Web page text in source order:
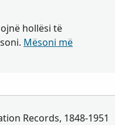
hollësi të
Mësoni më
Records, 1848-1951